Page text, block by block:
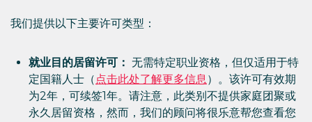
我们提供以下主要许可类型：
就业目的居留许可： 无需特定职业资格，但仅适用于特
定国籍人士（ 点击此处了解更多信息）。该许可有效期
为2年，可续签1年。请注意，此类别不提供家庭团聚或
永久居留资格，然而，我们的顾问将很乐意帮您查看您